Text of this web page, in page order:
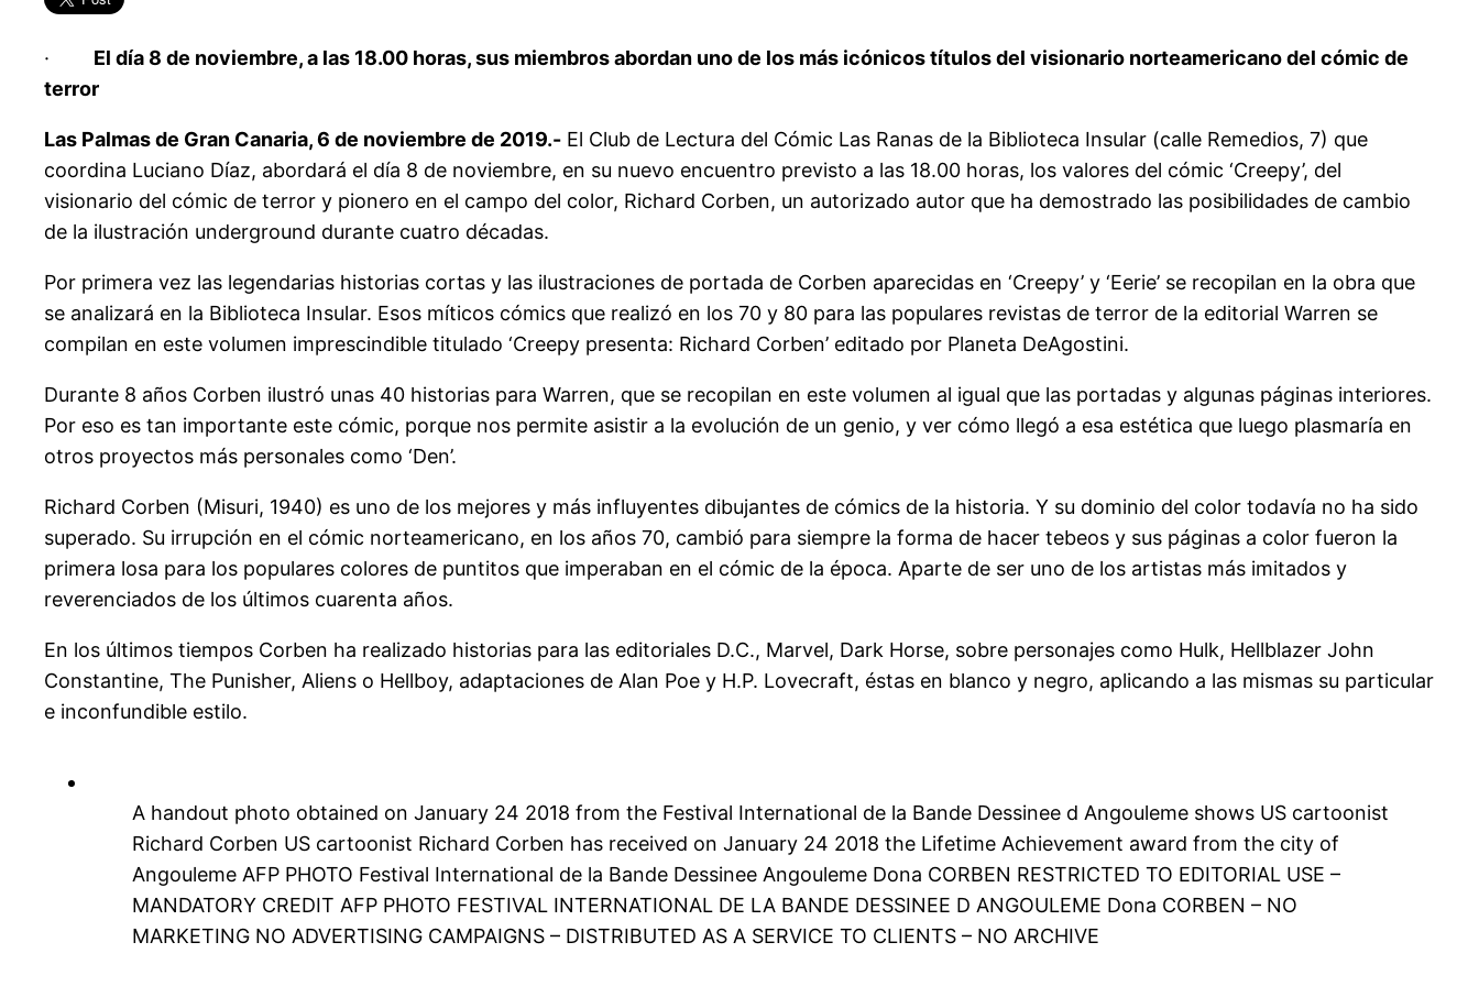
· El día 8 de noviembre, a las 18.00 horas, sus miembros abordan uno de los más icónicos títulos del visionario norteamericano del cómic de
terror
Las Palmas de Gran Canaria, 6 de noviembre de 2019.- El Club de Lectura del Cómic Las Ranas de la Biblioteca Insular (calle Remedios, 7) que
coordina Luciano Díaz, abordará el día 8 de noviembre, en su nuevo encuentro previsto a las 18.00 horas, los valores del cómic ‘Creepy’, del
visionario del cómic de terror y pionero en el campo del color, Richard Corben, un autorizado autor que ha demostrado las posibilidades de cambio
de la ilustración underground durante cuatro décadas.
Por primera vez las legendarias historias cortas y las ilustraciones de portada de Corben aparecidas en ‘Creepy’ y ‘Eerie’ se recopilan en la obra que
se analizará en la Biblioteca Insular. Esos míticos cómics que realizó en los 70 y 80 para las populares revistas de terror de la editorial Warren se
compilan en este volumen imprescindible titulado ‘Creepy presenta: Richard Corben’ editado por Planeta DeAgostini.
Durante 8 años Corben ilustró unas 40 historias para Warren, que se recopilan en este volumen al igual que las portadas y algunas páginas interiores.
Por eso es tan importante este cómic, porque nos permite asistir a la evolución de un genio, y ver cómo llegó a esa estética que luego plasmaría en
otros proyectos más personales como ‘Den’.
Richard Corben (Misuri, 1940) es uno de los mejores y más influyentes dibujantes de cómics de la historia. Y su dominio del color todavía no ha sido
superado. Su irrupción en el cómic norteamericano, en los años 70, cambió para siempre la forma de hacer tebeos y sus páginas a color fueron la
primera losa para los populares colores de puntitos que imperaban en el cómic de la época. Aparte de ser uno de los artistas más imitados y
reverenciados de los últimos cuarenta años.
En los últimos tiempos Corben ha realizado historias para las editoriales D.C., Marvel, Dark Horse, sobre personajes como Hulk, Hellblazer John
Constantine, The Punisher, Aliens o Hellboy, adaptaciones de Alan Poe y H.P. Lovecraft, éstas en blanco y negro, aplicando a las mismas su particular
e inconfundible estilo.
A handout photo obtained on January 24 2018 from the Festival International de la Bande Dessinee d Angouleme shows US cartoonist
Richard Corben US cartoonist Richard Corben has received on January 24 2018 the Lifetime Achievement award from the city of
Angouleme AFP PHOTO Festival International de la Bande Dessinee Angouleme Dona CORBEN RESTRICTED TO EDITORIAL USE –
MANDATORY CREDIT AFP PHOTO FESTIVAL INTERNATIONAL DE LA BANDE DESSINEE D ANGOULEME Dona CORBEN – NO
MARKETING NO ADVERTISING CAMPAIGNS – DISTRIBUTED AS A SERVICE TO CLIENTS – NO ARCHIVE